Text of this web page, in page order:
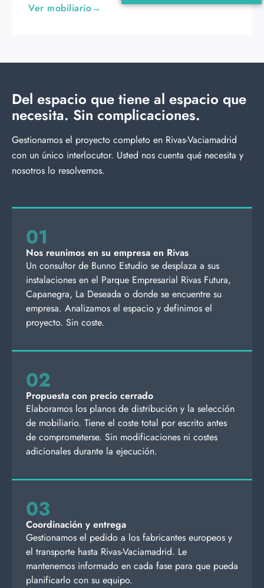
Ver mobiliario
Del espacio que tiene al espacio que
necesita. Sin complicaciones.
Gestionamos el proyecto completo en Rivas-Vaciamadrid
con un único interlocutor. Usted nos cuenta qué necesita y
nosotros lo resolvemos.
01
Nos reunimos en su empresa en Rivas
Un consultor de Bunno Estudio se desplaza a sus
instalaciones en el Parque Empresarial Rivas Futura,
Capanegra, La Deseada o donde se encuentre su
empresa. Analizamos el espacio y definimos el
proyecto. Sin coste.
02
Propuesta con precio cerrado
Elaboramos los planos de distribución y la selección
de mobiliario. Tiene el coste total por escrito antes
de comprometerse. Sin modificaciones ni costes
adicionales durante la ejecución.
03
Coordinación y entrega
Gestionamos el pedido a los fabricantes europeos y
el transporte hasta Rivas-Vaciamadrid. Le
mantenemos informado en cada fase para que pueda
planificarlo con su equipo.